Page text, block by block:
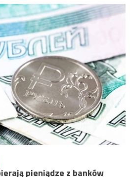
pieniądze z banków